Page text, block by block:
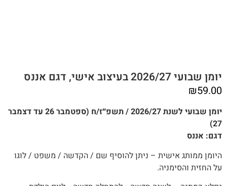
יומן שבועי 2026/27 בעיצוב אישי, דגם אננס
₪59.00
יומן שבועי לשנת 2026/27 / תשפ״ז/ח (ספטמבר 26 עד דצמבר
27)
דגם: אננס
היומן ממותג אישית – ניתן להוסיף שם / הקדשה / משפט / לוגו
על החזית והסימניה.